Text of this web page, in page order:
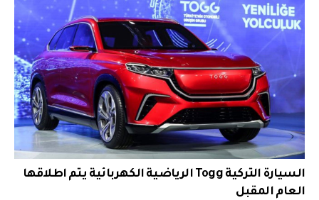
السيارة التركية Togg الرياضية الكهربائية يتم اطلاقها
العام المقبل